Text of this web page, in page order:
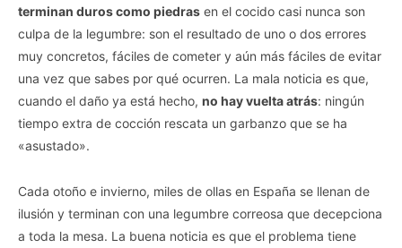
terminan duros como piedras en el cocido casi nunca son
culpa de la legumbre: son el resultado de uno o dos errores
muy concretos, fáciles de cometer y aún más fáciles de evitar
una vez que sabes por qué ocurren. La mala noticia es que,
cuando el daño ya está hecho, no hay vuelta atrás: ningún
tiempo extra de cocción rescata un garbanzo que se ha
«asustado».
Cada otoño e invierno, miles de ollas en España se llenan de
ilusión y terminan con una legumbre correosa que decepciona
a toda la mesa. La buena noticia es que el problema tiene